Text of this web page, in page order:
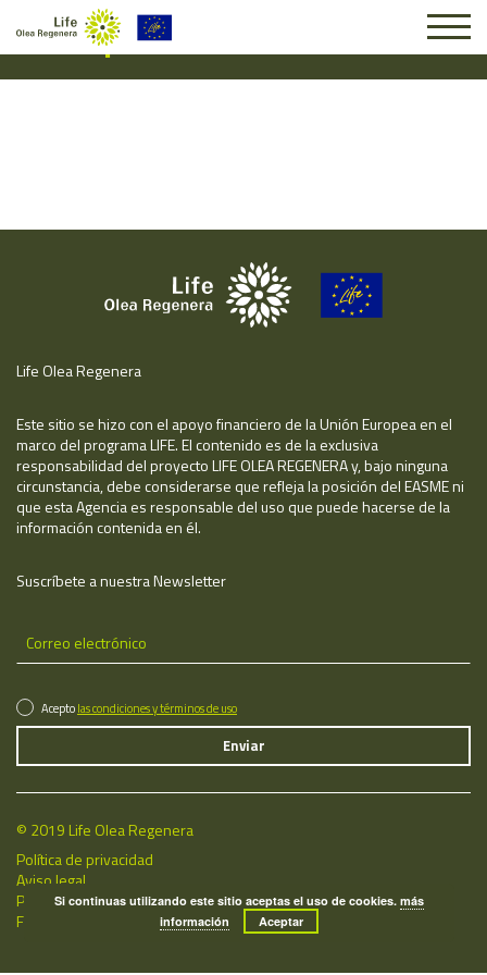
Suscripción #15902
Life Olea Regenera
Este sitio se hizo con el apoyo financiero de la Unión Europea en el
marco del programa LIFE. El contenido es de la exclusiva
responsabilidad del proyecto LIFE OLEA REGENERA y, bajo ninguna
circunstancia, debe considerarse que refleja la posición del EASME ni
que esta Agencia es responsable del uso que puede hacerse de la
información contenida en él.
Suscríbete a nuestra Newsletter
Aceptolas condiciones y términos de uso
© 2019 Life Olea Regenera
Política de privacidad
Aviso legal
Política de cookies
Fecha de última actualización: 06/08/2026
Si continuas utilizando este sitio aceptas el uso de cookies.más
información
Aceptar